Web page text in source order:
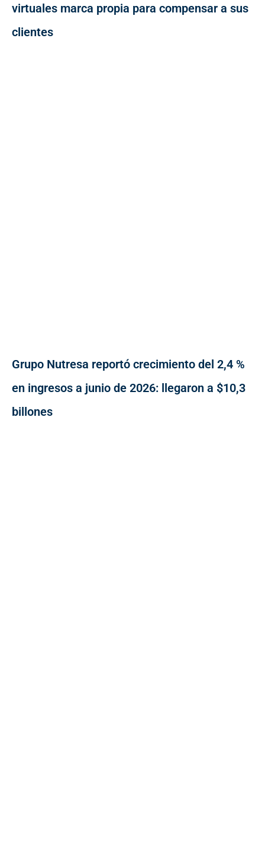
virtuales marca propia para compensar a sus
clientes
Grupo Nutresa reportó crecimiento del 2,4 %
en ingresos a junio de 2026: llegaron a $10,3
billones